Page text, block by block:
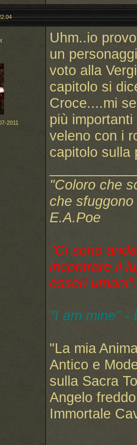
2011
Uhm..io
un
voto alla
capitolo si
Croce....mi
più
veleno con i
capitolo sulla
"Coloro che
che
E.A.Poe
"Ci sono
incontrare il
esseri
"I am mine" -
"La mia
Antico e
sulla Sacra
Angelo
Immortale